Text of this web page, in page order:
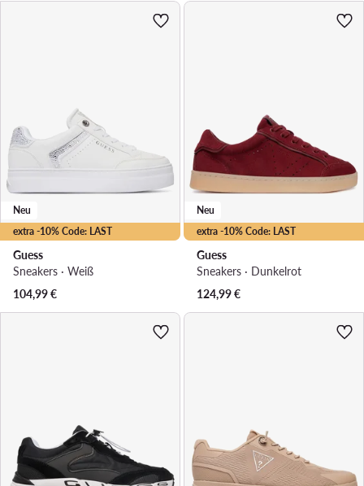
extra -10% Code: LAST
Neu
Guess
Sneakers · Weiß
104,99€
extra -10% Code: LAST
Neu
Guess
Sneakers · Dunkelrot
124,99€